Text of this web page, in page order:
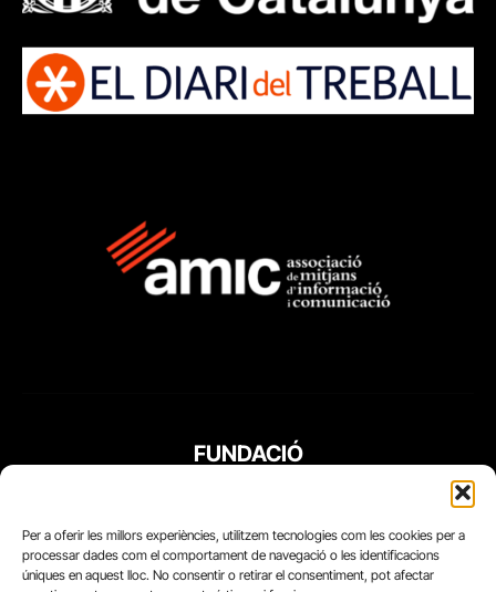
Per a oferir les millors experiències, utilitzem tecnologies com les cookies per a
processar dades com el comportament de navegació o les identificacions
úniques en aquest lloc. No consentir o retirar el consentiment, pot afectar
FUNDACIÓ